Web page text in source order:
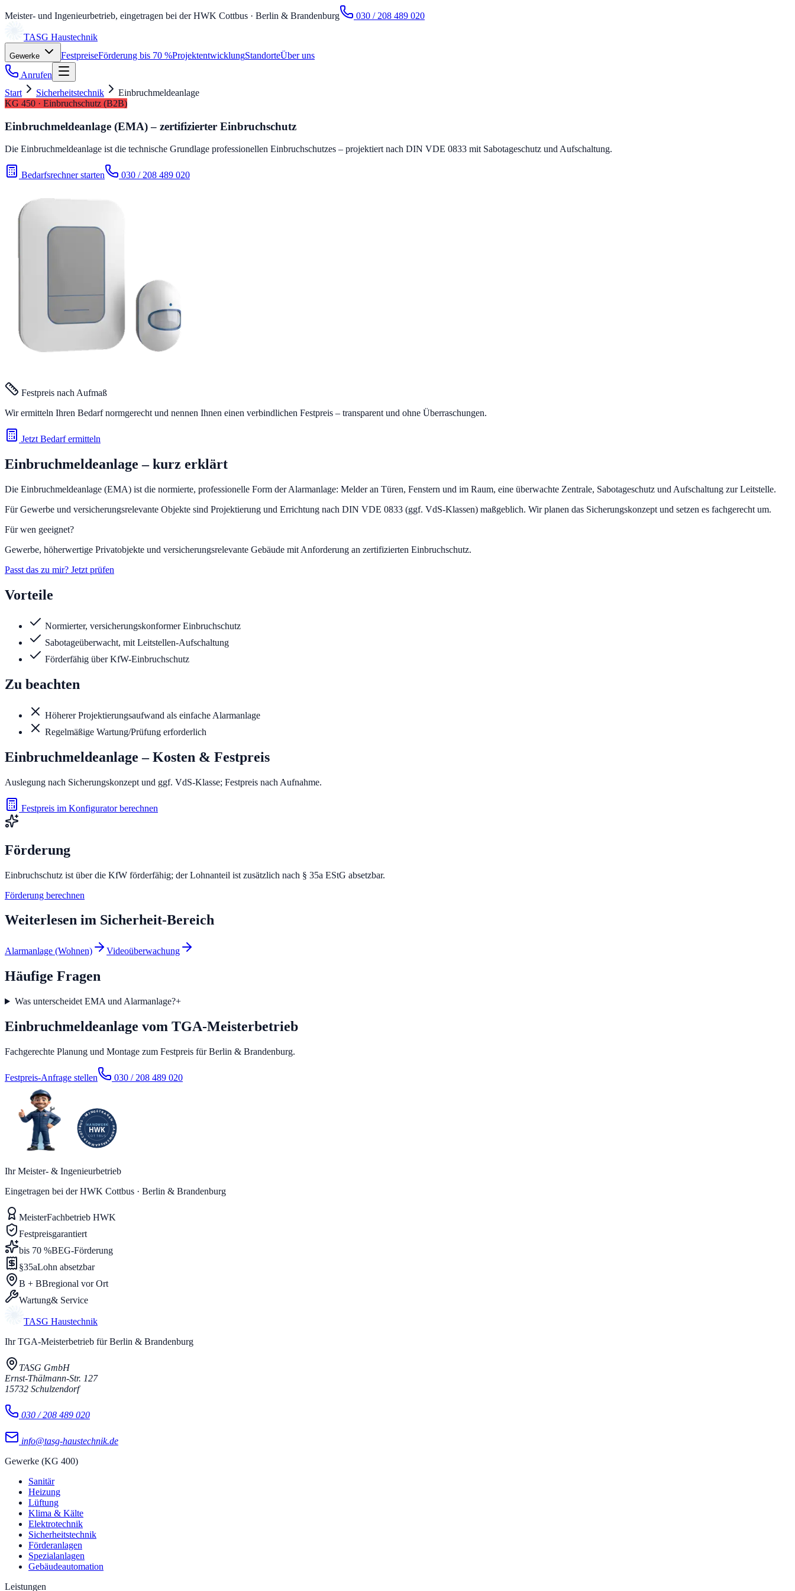
Meister- und Ingenieurbetrieb, eingetragen bei der HWK Cottbus · Berlin & Brandenburg 030 / 208 489 020
TASG Haustechnik
Gewerke FestpreiseFörderung bis 70 %ProjektentwicklungStandorteÜber uns
Anrufen
Start
Sicherheitstechnik
Einbruchmeldeanlage
KG 450 · Einbruchschutz (B2B)
Einbruchmeldeanlage (EMA) – zertifizierter Einbruchschutz
Die Einbruchmeldeanlage ist die technische Grundlage professionellen Einbruchschutzes – projektiert nach DIN VDE 0833 mit Sabotageschutz und Aufschaltung.
Bedarfsrechner starten 030 / 208 489 020
Festpreis nach Aufmaß
Wir ermitteln Ihren Bedarf normgerecht und nennen Ihnen einen verbindlichen Festpreis – transparent und ohne Überraschungen.
Jetzt Bedarf ermitteln
Einbruchmeldeanlage – kurz erklärt
Die Einbruchmeldeanlage (EMA) ist die normierte, professionelle Form der Alarmanlage: Melder an Türen, Fenstern und im Raum, eine überwachte Zentrale, Sabotageschutz und Aufschaltung zur Leitstelle.
Für Gewerbe und versicherungsrelevante Objekte sind Projektierung und Errichtung nach DIN VDE 0833 (ggf. VdS-Klassen) maßgeblich. Wir planen das Sicherungskonzept und setzen es fachgerecht um.
Für wen geeignet?
Gewerbe, höherwertige Privatobjekte und versicherungsrelevante Gebäude mit Anforderung an zertifizierten Einbruchschutz.
Passt das zu mir? Jetzt prüfen
Vorteile
Normierter, versicherungskonformer Einbruchschutz
Sabotageüberwacht, mit Leitstellen-Aufschaltung
Förderfähig über KfW-Einbruchschutz
Zu beachten
Höherer Projektierungsaufwand als einfache Alarmanlage
Regelmäßige Wartung/Prüfung erforderlich
Einbruchmeldeanlage – Kosten & Festpreis
Auslegung nach Sicherungskonzept und ggf. VdS-Klasse; Festpreis nach Aufnahme.
Festpreis im Konfigurator berechnen
Förderung
Einbruchschutz ist über die KfW förderfähig; der Lohnanteil ist zusätzlich nach § 35a EStG absetzbar.
Förderung berechnen
Weiterlesen im Sicherheit-Bereich
Alarmanlage (Wohnen) Videoüberwachung
Häufige Fragen
Was unterscheidet EMA und Alarmanlage?+
Einbruchmeldeanlage vom TGA-Meisterbetrieb
Fachgerechte Planung und Montage zum Festpreis für Berlin & Brandenburg.
Festpreis-Anfrage stellen 030 / 208 489 020
Ihr Meister- & Ingenieurbetrieb
Eingetragen bei der HWK Cottbus · Berlin & Brandenburg
MeisterFachbetrieb HWK
Festpreisgarantiert
bis 70 %BEG-Förderung
§35aLohn absetzbar
B + BBregional vor Ort
Wartung& Service
TASG Haustechnik
Ihr TGA-Meisterbetrieb für Berlin & Brandenburg
TASG GmbH
Ernst-Thälmann-Str. 127
15732 Schulzendorf
030 / 208 489 020
info@tasg-haustechnik.de
Gewerke (KG 400)
Sanitär
Heizung
Lüftung
Klima & Kälte
Elektrotechnik
Sicherheitstechnik
Förderanlagen
Spezialanlagen
Gebäudeautomation
Leistungen